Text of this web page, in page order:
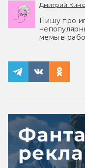
Дмитрий
Пишу про
мемы в